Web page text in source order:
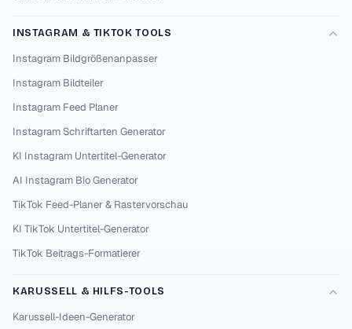
INSTAGRAM & TIKTOK TOOLS
Instagram Bildgrößenanpasser
Instagram Bildteiler
Instagram Feed Planer
Instagram Schriftarten Generator
KI Instagram Untertitel-Generator
AI Instagram Bio Generator
TikTok Feed-Planer & Rastervorschau
KI TikTok Untertitel-Generator
TikTok Beitrags-Formatierer
KARUSSELL & HILFS-TOOLS
Karussell-Ideen-Generator